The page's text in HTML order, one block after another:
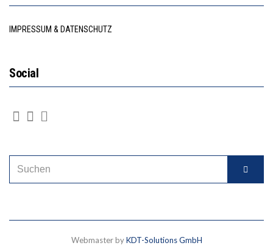
IMPRESSUM & DATENSCHUTZ
Social
Webmaster byKDT-Solutions GmbH